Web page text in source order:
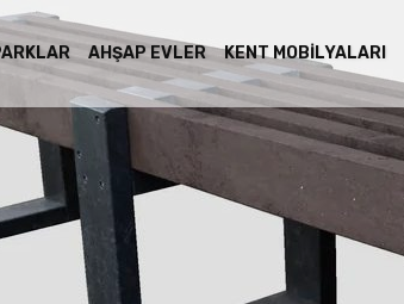
AHŞAP EVLER KENT MOBILYALARI